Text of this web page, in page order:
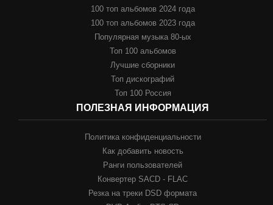
100 топ альбомов 2024 года
100 топ альбомов 2023 года
Популярная музыка 80-ых
Топ 100 альбомов
Лучшие сборники
Топ дискографий
Топ 100 Россия
ПОЛЕЗНАЯ ИНФОРМАЦИЯ
Политика конфиденциальности
Как добавить новость
Ранги пользователей
Конвертер SACD - FLAC
Резка на треки DSD формата